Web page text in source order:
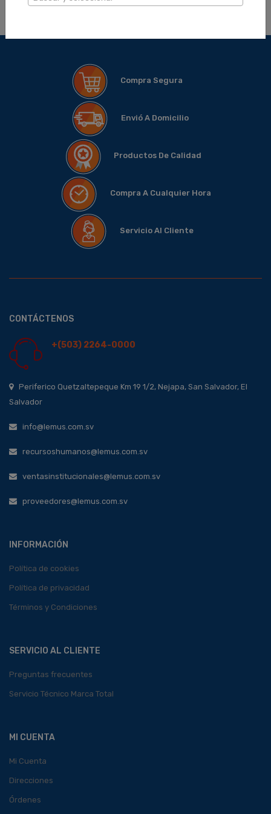
Compra Segura
Envió A Domicilio
Productos De Calidad
Compra A Cualquier Hora
Servicio Al Cliente
CONTÁCTENOS
+(503) 2264-0000
Periferico Quetzaltepeque Km 19 1/2, Nejapa, San Salvador, El
Salvador
info@lemus.com.sv
recursoshumanos@lemus.com.sv
ventasinstitucionales@lemus.com.sv
proveedores@lemus.com.sv
INFORMACIÓN
Política de cookies
Política de privacidad
Términos y Condiciones
SERVICIO AL CLIENTE
Preguntas frecuentes
Servicio Técnico Marca Total
MI CUENTA
Mi Cuenta
Direcciones
Órdenes